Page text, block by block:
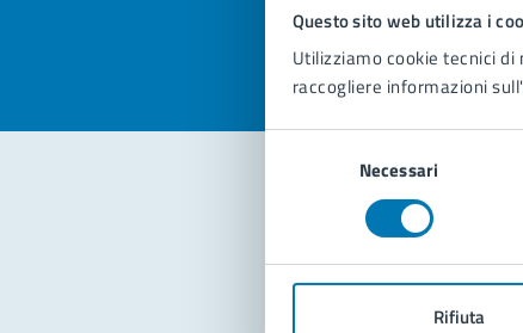
Questo sito web utilizza i
Utilizziamo cookie tecnici
raccogliere informazioni
Necessari
Rifiuta